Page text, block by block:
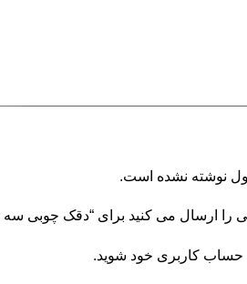
نوشته نشده است.
را ارسال می کنید برای “دقک چوبی سه
حساب کاربری خود شوید.